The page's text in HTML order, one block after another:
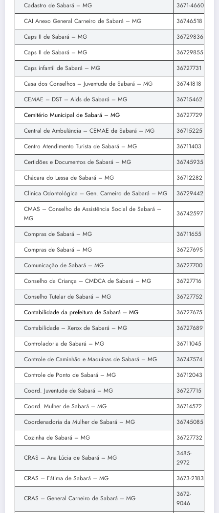
Cadastro de Sabará – MG
3671-4660
CAI Anexo General Carneiro de Sabará – MG
36746518
Caps II de Sabará – MG
36729836
Caps II de Sabará – MG
36729855
Caps infantil de Sabará – MG
36727731
Casa dos Conselhos – Juventude de Sabará – MG
36741818
CEMAE – DST – Aids de Sabará – MG
36715462
Cemitério Municipal de Sabará – MG
36727729
Central de Ambulância – CEMAE de Sabará – MG
36715225
Centro Atendimento Turista de Sabará – MG
36711403
Certidões e Documentos de Sabará – MG
36745935
Chácara do Lessa de Sabará – MG
36712282
Clinica Odontológica – Gen. Carneiro de Sabará – MG
36729442
CMAS – Conselho de Assistência Social de Sabará –
MG
36742597
Compras de Sabará – MG
36711655
Compras de Sabará – MG
36727695
Comunicação de Sabará – MG
36727700
Conselho da Criança – CMDCA de Sabará – MG
36727716
Conselho Tutelar de Sabará – MG
36727752
Contabilidade da prefeitura de Sabará – MG
36727675
Contabilidade – Xerox de Sabará – MG
36727689
Controladoria de Sabará – MG
36711045
Controle de Caminhão e Maquinas de Sabará – MG
36747574
Controle de Ponto de Sabará – MG
36712043
Coord. Juventude de Sabará – MG
36727715
Coord. Mulher de Sabará – MG
36714572
Coordenadoria da Mulher de Sabará – MG
36745085
Cozinha de Sabará – MG
36727732
CRAS – Ana Lúcia de Sabará – MG
3485-
2972
CRAS – Fátima de Sabará – MG
3673-2183
CRAS – General Carneiro de Sabará – MG
3672-
9046